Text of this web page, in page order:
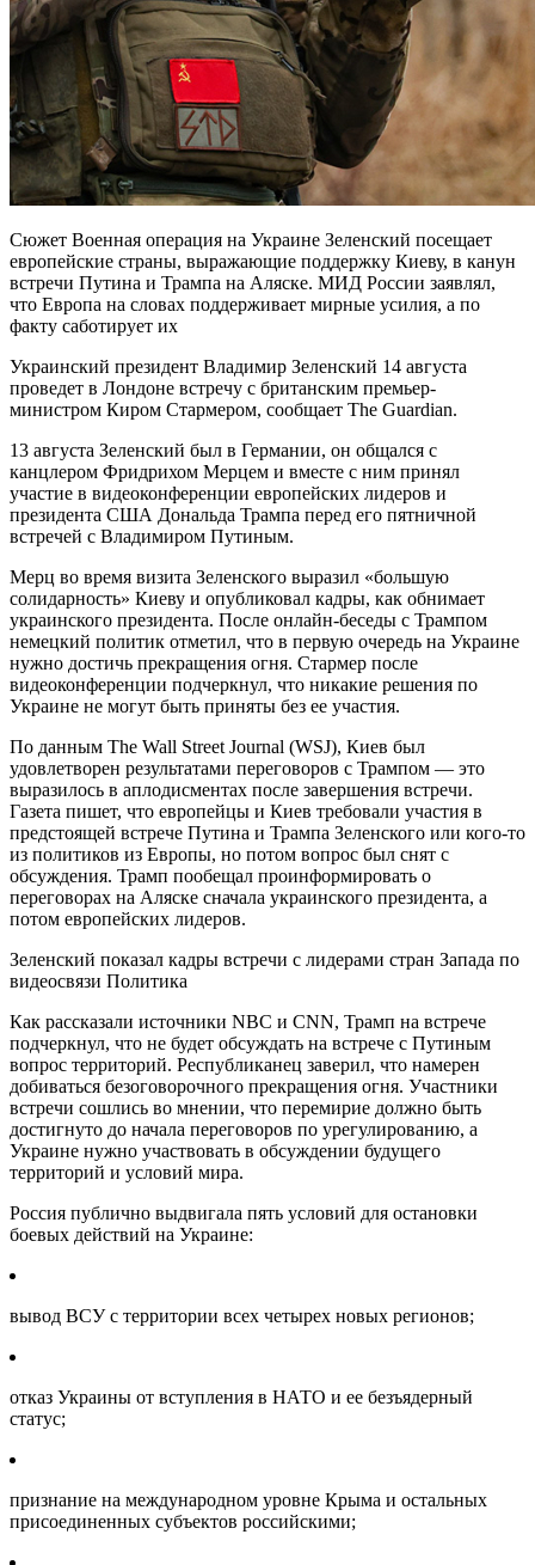
Сюжет Военная операция на Украине Зеленский посещает
европейские страны, выражающие поддержку Киеву, в канун
встречи Путина и Трампа на Аляске. МИД России заявлял,
что Европа на словах поддерживает мирные усилия, а по
факту саботирует их
Украинский президент Владимир Зеленский 14 августа
проведет в Лондоне встречу с британским премьер-
министром Киром Стармером, сообщает The Guardian.
13 августа Зеленский был в Германии, он общался с
канцлером Фридрихом Мерцем и вместе с ним принял
участие в видеоконференции европейских лидеров и
президента США Дональда Трампа перед его пятничной
встречей с Владимиром Путиным.
Мерц во время визита Зеленского выразил «большую
солидарность» Киеву и опубликовал кадры, как обнимает
украинского президента. После онлайн-беседы с Трампом
немецкий политик отметил, что в первую очередь на Украине
нужно достичь прекращения огня. Стармер после
видеоконференции подчеркнул, что никакие решения по
Украине не могут быть приняты без ее участия.
По данным The Wall Street Journal (WSJ), Киев был
удовлетворен результатами переговоров с Трампом — это
выразилось в аплодисментах после завершения встречи.
Газета пишет, что европейцы и Киев требовали участия в
предстоящей встрече Путина и Трампа Зеленского или кого-то
из политиков из Европы, но потом вопрос был снят с
обсуждения. Трамп пообещал проинформировать о
переговорах на Аляске сначала украинского президента, а
потом европейских лидеров.
Зеленский показал кадры встречи с лидерами стран Запада по
видеосвязи Политика
Как рассказали источники NBC и CNN, Трамп на встрече
подчеркнул, что не будет обсуждать на встрече с Путиным
вопрос территорий. Республиканец заверил, что намерен
добиваться безоговорочного прекращения огня. Участники
встречи сошлись во мнении, что перемирие должно быть
достигнуто до начала переговоров по урегулированию, а
Украине нужно участвовать в обсуждении будущего
территорий и условий мира.
Россия публично выдвигала пять условий для остановки
боевых действий на Украине:
вывод ВСУ с территории всех четырех новых регионов;
отказ Украины от вступления в НАТО и ее безъядерный
статус;
признание на международном уровне Крыма и остальных
присоединенных субъектов российскими;